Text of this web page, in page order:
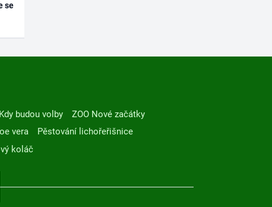
se
Kdy budou volby
ZOO Nové začátky
vera
Pěstování lichořeřišnice
koláč